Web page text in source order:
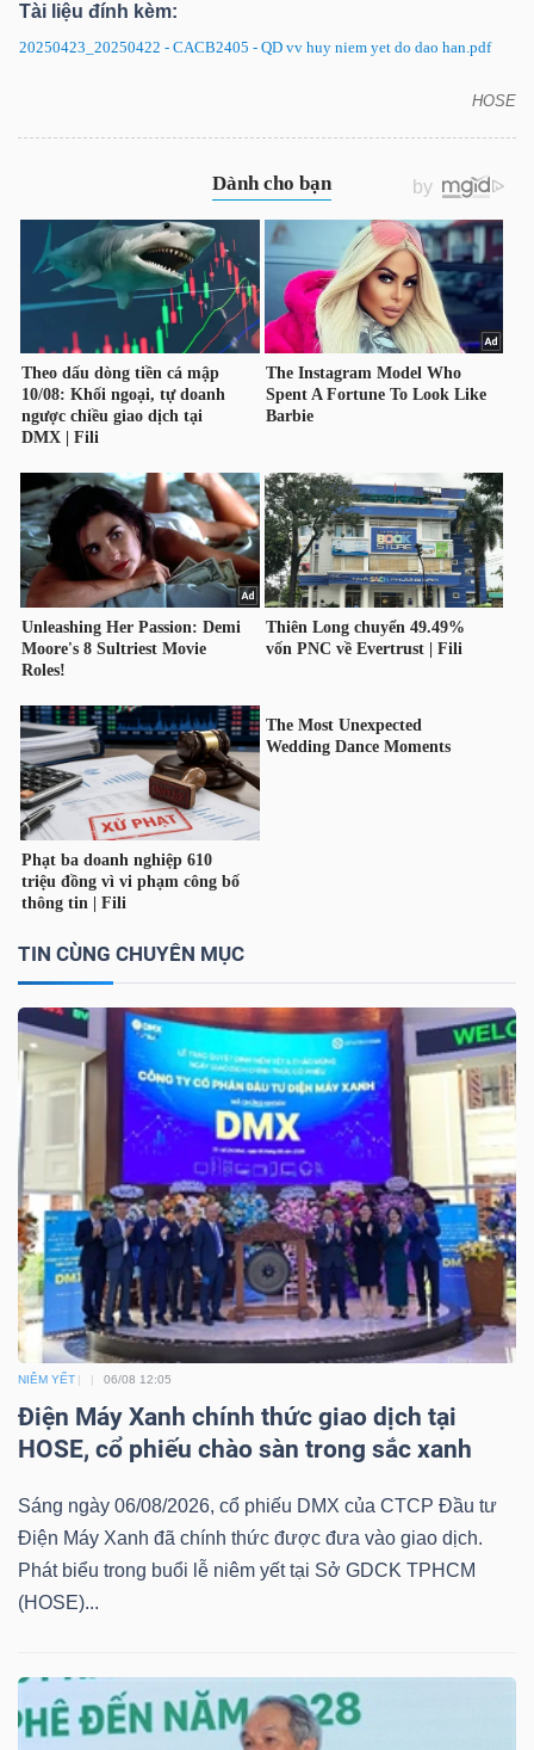
Tài liệu đính kèm:
20250423_20250422 - CACB2405 - QD vv huy niem yet do dao han.pdf
HOSE
TIN CÙNG CHUYÊN MỤC
NIÊM YẾT 06/08 12:05
Điện Máy Xanh chính thức giao dịch tại
HOSE, cổ phiếu chào sàn trong sắc xanh
Sáng ngày 06/08/2026, cổ phiếu DMX của CTCP Đầu tư
Điện Máy Xanh đã chính thức được đưa vào giao dịch.
Phát biểu trong buổi lễ niêm yết tại Sở GDCK TPHCM
(HOSE)...
SẢN
HÀNG
HÓA
KINH
TẾ
THẾ
GIỚI
ĐÔNG
DƯƠNG
CHÍNH
CÁ
NHÂN
PHÂN
TÍCH
VIETSTOCKFINANCE
VĨ
MÔ
NGÀNH
NGHIỆP
PHIẾU